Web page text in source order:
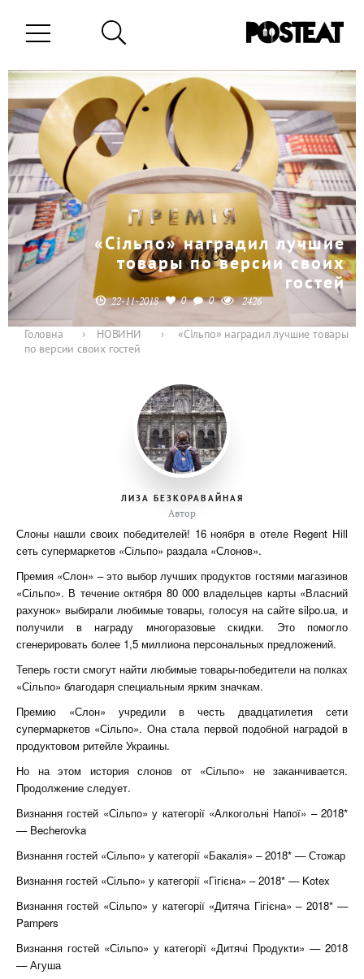
«Сільпо» наградил лучшие
товары по версии своих
гостей
22-11-2018 0 0 2426
Головна › НОВИНИ ›
«Сільпо» наградил лучшие товары
по версии своих гостей
ЛИЗА БЕЗКОРАВАЙНАЯ
Автор
Слоны нашли своих победителей! 16 ноября в отеле Regent Hill
сеть супермаркетов «Сільпо» раздала «Слонов».
Премия «Слон» – это выбор лучших продуктов гостями магазинов
«Сільпо». В течение октября 80 000 владельцев карты «Власний
рахунок» выбирали любимые товары, голосуя на сайте silpo.ua, и
получили в награду многоразовые скидки. Это помогло
сгенерировать более 1,5 миллиона персональных предложений.
Теперь гости смогут найти любимые товары-победители на полках
«Сільпо» благодаря специальным ярким значкам.
Премию «Слон» учредили в честь двадцатилетия сети
супермаркетов «Сільпо». Она стала первой подобной наградой в
продуктовом ритейле Украины.
Но на этом история слонов от «Сільпо» не заканчивается.
Продолжение следует.
Визнання гостей «Сільпо» у категорії «Алкогольні Напої» – 2018*
— Becherovka
Визнання гостей «Сільпо» у категорії «Бакалія» – 2018* — Стожар
Визнання гостей «Сільпо» у категорії «Гігієна» – 2018* — Kotex
Визнання гостей «Сільпо» у категорії «Дитяча Гігієна» – 2018* —
Pampers
Визнання гостей «Сільпо» у категорії «Дитячі Продукти» — 2018
— Агуша